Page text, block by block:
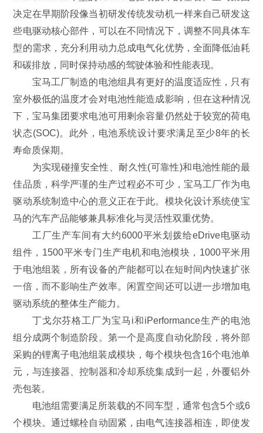
决定在早期阶段像当初研发传统发动机一样来自己研发这
些电驱动核心部件，可以在不同情况下，调整不同具体车
型的需求，充分利用动力总成电气化优势，全面降低油耗
和碳排放，同时保持动感的驾驶体验和性能表现。
宝马工厂制造的电池组具有更好的温度适应性，只有
室外极低的温度才会对电池性能造成影响，但在这种情况
下，宝马集团要求电池可用剩余容量仍然处于较宽的荷电
状态(SOC)。此外，电池系统设计要求满足至少8年的长
寿命质保期。
为实现碰撞安全性、耐久性(可靠性)和电池性能的最
佳品质，科学严谨的生产过程必不可少，宝马工厂作为电
驱动系统制造中心的意义正在于此。模块化设计系统使宝
马的汽车产品能够兼具标准化与灵活性双重优势。
工厂生产车间有大约6000平米划拨给eDrive电驱动
组件，1500平米专门生产电机和电池模块，1000平米用
于电池组装，所有设备的产能都可以在短时间内快速扩张
一倍，而不影响生产效率。闲置空间还可以进一步增加电
驱动系统的整体生产能力。
丁戈尔芬格工厂为宝马i和iPerformance生产的电池
组分成两个制造阶段。第一个是高度自动化阶段，将外部
采购的锂离子电池组装成模块，每个模块包含16个电池单
元，与连接器、控制器和冷却系统集成到一起，外覆铝外
壳包装。
电池组需要满足所装载的不同车型，通常包含5个或6
个模块。通过螺栓自动固紧，由电气连接器相连，即使发